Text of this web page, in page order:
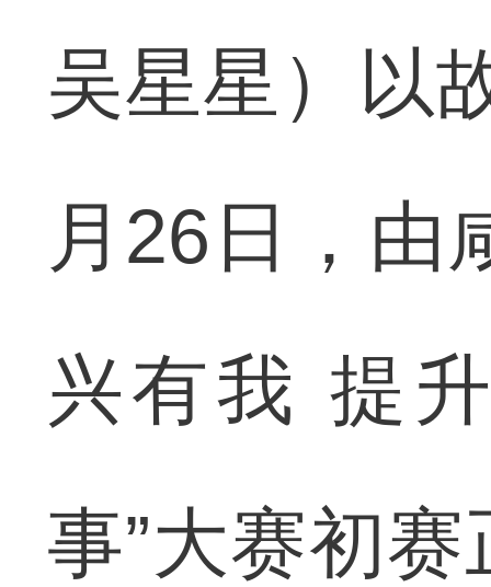
吴星星）以
月26日，由
兴有我 提
事”大赛初